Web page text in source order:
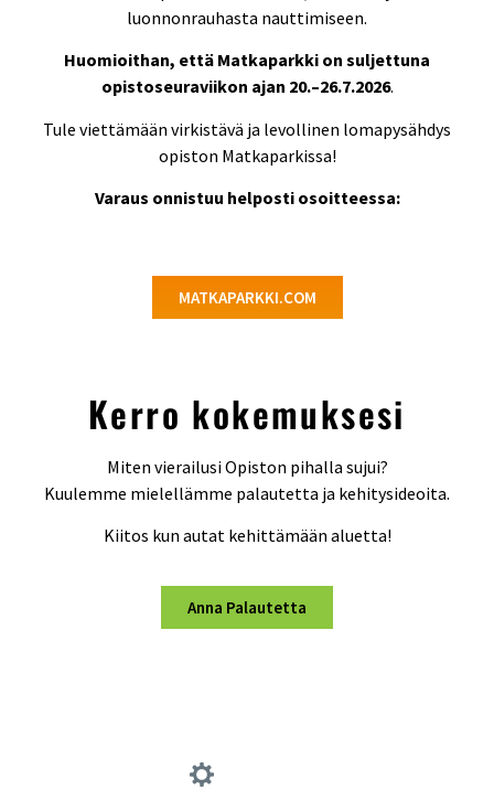
luonnonrauhasta nauttimiseen.
Huomioithan, että Matkaparkki on suljettuna
opistoseuraviikon ajan 20.–26.7.2026.
Tule viettämään virkistävä ja levollinen lomapysähdys
opiston Matkaparkissa!
Varaus onnistuu helposti osoitteessa:
MATKAPARKKI.COM
Kerro kokemuksesi
Miten vierailusi Opiston pihalla sujui?
Kuulemme mielellämme palautetta ja kehitysideoita.
Kiitos kun autat kehittämään aluetta!
Anna Palautetta